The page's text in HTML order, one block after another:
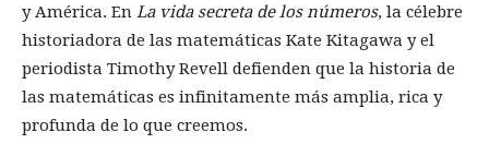
y América. En La vida secreta de los números, la célebre
historiadora de las matemáticas Kate Kitagawa y el
periodista Timothy Revell defienden que la historia de
las matemáticas es infinitamente más amplia, rica y
profunda de lo que creemos.